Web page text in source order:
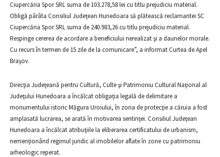
Ciupercăria Spor SRL suma de 103.278,58 lei cu titlu prejudiciu material.
Obligă pârâta Consiliul Judeţean Hunedoara să plătească reclamantei SC
Ciupercăria Spor SRL suma de 240.983,26 cu titlu prejudiciu material.
Respinge cererea de acordare a beneficiului nerealizat şi a daunelor morale.
Cu recurs în termen de 15 zile de la comunicare”, a informat Curtea de Apel
Braşov.
Direcţia Judeţeană pentru Cultură, Culte şi Patrimoniu Cultural Naţional al
Judeţului Hunedoara a încălcat obligaţia legală de delimitare a
monumentului istoric Măgura Uroiului, în zona de protecţie a căruia a fost
amplasată lucrarea, se arată în motivarea sentinţei. Consiliul Judeţean
Hunedoara a încălcat atribuţiile la eliberarea certificatului de urbanism,
nemenţionând regimul juridic al imobilelor aflate în zone cu patrimoniu
arheologic reperat.